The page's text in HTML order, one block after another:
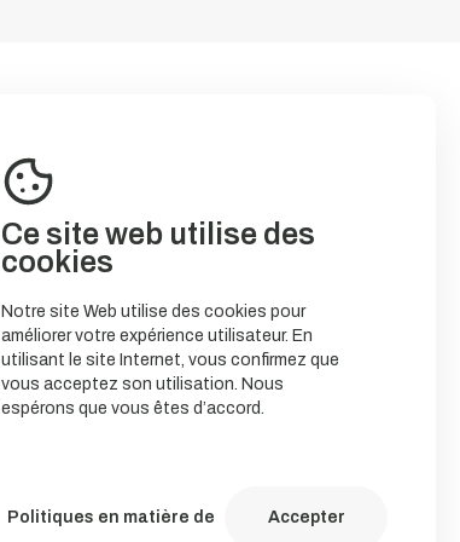
Ce site web utilise des
cookies
Notre site Web utilise des cookies pour
améliorer votre expérience utilisateur. En
utilisant le site Internet, vous confirmez que
vous acceptez son utilisation. Nous
espérons que vous êtes d’accord.
Politiques en matière de Accepter